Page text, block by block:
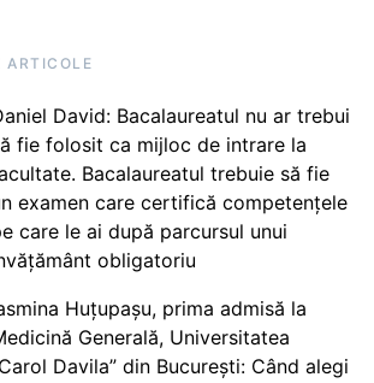
ARTICOLE
David: Bacalaureatul nu ar trebui
fie folosit ca mijloc de intrare la
Bacalaureatul trebuie să fie
examen care certifică competențele
care le ai după parcursul unui
obligatoriu
Huțupașu, prima admisă la
Generală, Universitatea
Davila” din București: Când alegi